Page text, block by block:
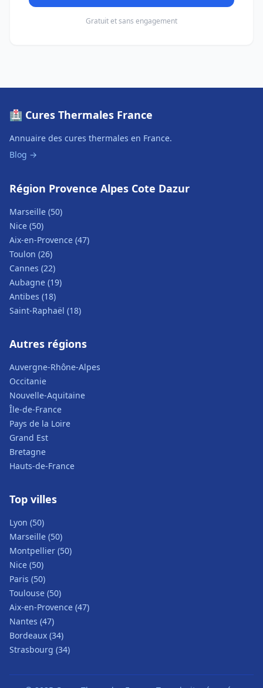
Gratuit et sans engagement
🏥 Cures Thermales France
Annuaire des cures thermales en France.
Blog →
Région Provence Alpes Cote Dazur
Marseille (50)
Nice (50)
Aix-en-Provence (47)
Toulon (26)
Cannes (22)
Aubagne (19)
Antibes (18)
Saint-Raphaël (18)
Autres régions
Auvergne-Rhône-Alpes
Occitanie
Nouvelle-Aquitaine
Île-de-France
Pays de la Loire
Grand Est
Bretagne
Hauts-de-France
Top villes
Lyon (50)
Marseille (50)
Montpellier (50)
Nice (50)
Paris (50)
Toulouse (50)
Aix-en-Provence (47)
Nantes (47)
Bordeaux (34)
Strasbourg (34)